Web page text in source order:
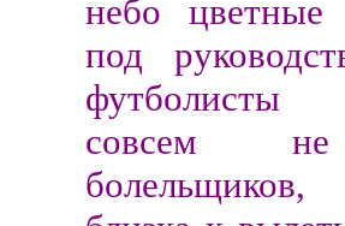
небо
под
футболисты
совсем